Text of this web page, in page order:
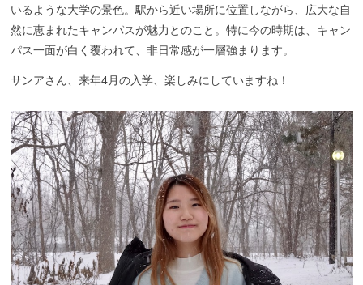
いるような大学の景色。駅から近い場所に位置しながら、広大な自
然に恵まれたキャンパスが魅力とのこと。特に今の時期は、キャン
パス一面が白く覆われて、非日常感が一層強まります。
サンアさん、来年4月の入学、楽しみにしていますね！